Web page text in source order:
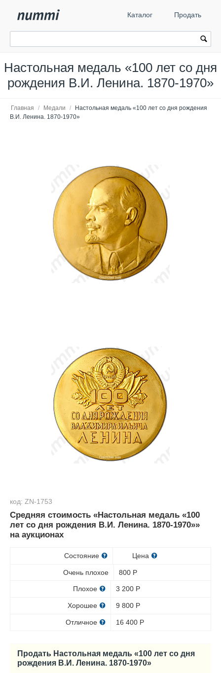
Каталог Продать
Настольная медаль «100 лет со дня
рождения В.И. Ленина. 1870-1970»
Главная / Медали /
Настольная медаль «100 лет со дня рождения
В.И. Ленина. 1870-1970»
код: ZN-1753
Средняя стоимость «Настольная медаль «100
лет со дня рождения В.И. Ленина. 1870-1970»»
на аукционах
Состояние Цена
Очень плохое 800 Р
Плохое 3 200 Р
Хорошее 9 800 Р
Отличное 16 400 Р
Продать Настольная медаль «100 лет со дня
рождения В.И. Ленина. 1870-1970»